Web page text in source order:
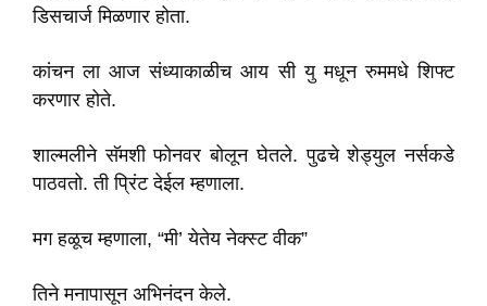
डिसचार्ज मिळणार होता.
कांचन ला आज संध्याकाळीच आय सी यु मधून रुममधे शिफ्ट
करणार होते.
शाल्मलीने सॅमशी फोनवर बोलून घेतले. पुढचे शेड्युल नर्सकडे
पाठवतो. ती प्रिंट देईल म्हणाला.
मग हळूच म्हणाला, “मी’ येतेय नेक्स्ट वीक”
तिने मनापासून अभिनंदन केले.